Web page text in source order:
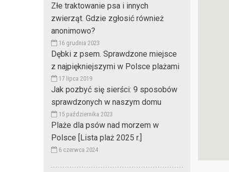
Złe traktowanie psa i innych
zwierząt. Gdzie zgłosić również
anonimowo?
16 grudnia 2023
Dębki z psem. Sprawdzone miejsce
z najpiękniejszymi w Polsce plażami
17 lipca 2019
Jak pozbyć się sierści: 9 sposobów
sprawdzonych w naszym domu
15 października 2023
Plaże dla psów nad morzem w
Polsce [Lista plaż 2025 r.]
6 czerwca 2024